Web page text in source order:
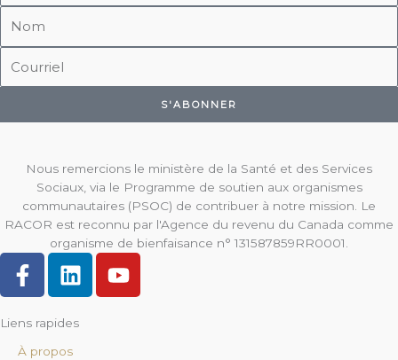
S'ABONNER
Nous remercions le ministère de la Santé et des Services
Sociaux, via le Programme de soutien aux organismes
communautaires (PSOC) de contribuer à notre mission. Le
RACOR est reconnu par l'Agence du revenu du Canada comme
organisme de bienfaisance n° 131587859RR0001.
F
a
e
b
L
i
k
e
Y
o
Liens rapides
À propos